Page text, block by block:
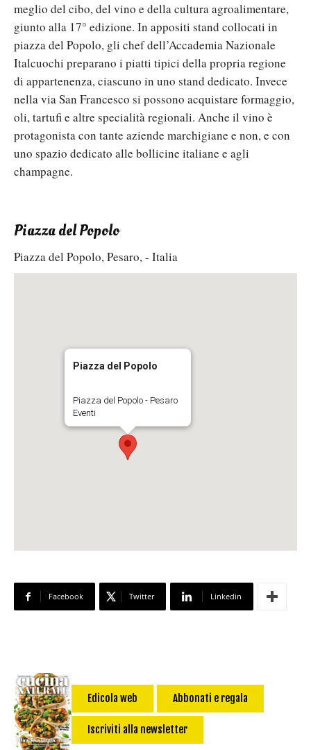
meglio del cibo, del vino e della cultura agroalimentare,
giunto alla 17° edizione. In appositi stand collocati in
piazza del Popolo, gli chef dell’Accademia Nazionale
Italcuochi preparano i piatti tipici della propria regione
di appartenenza, ciascuno in uno stand dedicato. Invece
nella via San Francesco si possono acquistare formaggio,
oli, tartufi e altre specialità regionali. Anche il vino è
protagonista con tante aziende marchigiane e non, e con
uno spazio dedicato alle bollicine italiane e agli
champagne.
Piazza del Popolo
Piazza del Popolo, Pesaro, - Italia
Piazza del Popolo
Piazza del Popolo - Pesaro
Eventi
Facebook Twitter Linkedin
Edicola web Abbonati e regala
Iscriviti alla newsletter